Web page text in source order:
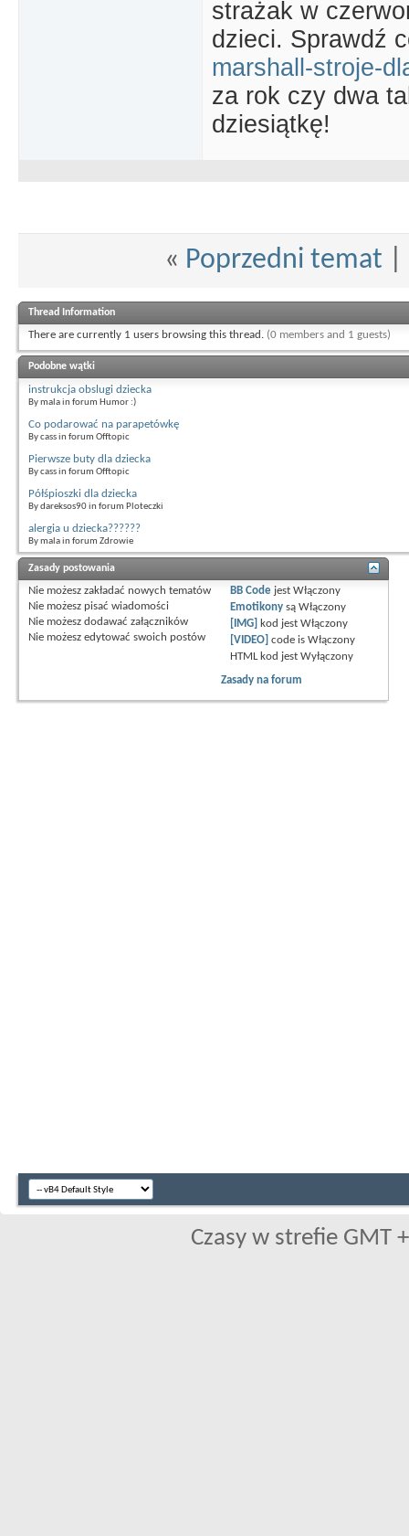
strażak w
dzieci. Sprawdź
marshall-stroje-
za rok czy dwa
dziesiątkę!
« Poprzedni temat
Thread Information
There are currently 1 users browsing this thread. (0 members and 1 guests)
Podobne wątki
instrukcja obslugi dziecka
By mala in forum Humor :)
Co podarować na parapetówkę
By cass in forum Offtopic
Pierwsze buty dla dziecka
By cass in forum Offtopic
Półśpioszki dla dziecka
By dareksos90 in forum Ploteczki
alergia u dziecka??????
By mala in forum Zdrowie
Zasady postowania
Nie możesz zakładać nowych tematów
Nie możesz pisać wiadomości
Nie możesz dodawać załączników
Nie możesz edytować swoich postów
BB Code jestWłączony
Emotikony sąWłączony
[IMG] kod jestWłączony
[VIDEO] code isWłączony
HTML kod jestWyłączony
Zasady na forum
Czasy w strefie GMT